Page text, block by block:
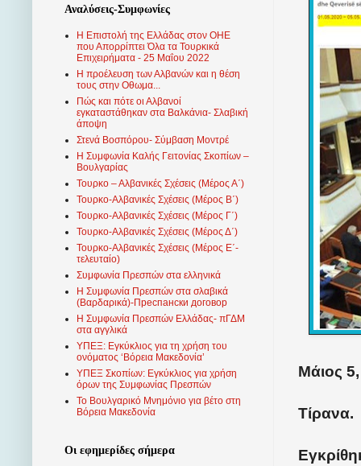
Μάιος
Τίρανα.
Αναλύσεις-Συμφωνίες
Η Επιστολή της Ελλάδας στον ΟΗΕ
που Απορρίπτει Όλα τα Τουρκικά
Επιχειρήματα - 25 Μαΐου 2022
Η προέλευση των Αλβανών και η θέση
τους στην Οθωμα...
Πώς και πότε οι Αλβανοί
εγκαταστάθηκαν στα Βαλκάνια- Σλαβική
άποψη
Στενά Βοσπόρου- Σύμβαση Μοντρέ
Η Συμφωνία Καλής Γειτονίας Σκοπίων –
Βουλγαρίας
Τουρκο – Αλβανικές Σχέσεις (Mέρος Α΄)
Τουρκο-Αλβανικές Σχέσεις (Μέρος Β΄)
Τουρκο-Αλβανικές Σχέσεις (Μέρος Γ΄)
Τουρκο-Αλβανικές Σχέσεις (Μέρος Δ΄)
Τουρκο-Αλβανικές Σχέσεις (Μέρος Ε΄-
τελευταίο)
Συμφωνία Πρεσπών στα ελληνικά
Η Συμφωνία Πρεσπών στα σλαβικά
(Βαρδαρικά)-Преспански договор
Η Συμφωνία Πρεσπών Ελλάδας- πΓΔΜ
στα αγγλικά
ΥΠΕΞ: Εγκύκλιος για τη χρήση του
ονόματος ‘Βόρεια Μακεδονία’
ΥΠΕΞ Σκοπίων: Εγκύκλιος για χρήση
όρων της Συμφωνίας Πρεσπών
Το Βουλγαρικό Μνημόνιο για βέτο στη
Βόρεια Μακεδονία
Οι εφημερίδες σήμερα